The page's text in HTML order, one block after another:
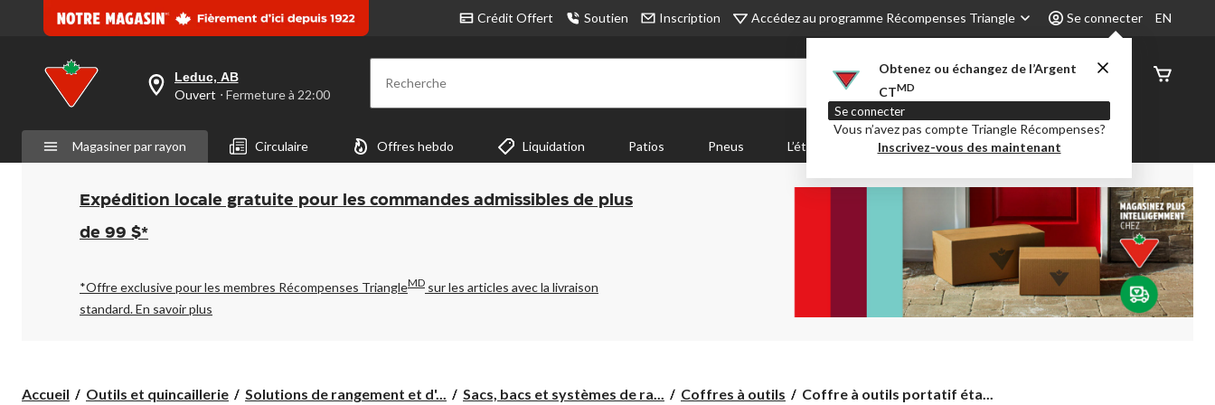
Crédit Offert Soutien Inscription Accédez au programme Récompenses Triangle Se connecter
Obtenez ou échangez de l’Argent
CTMD
Se connecter
Vous n’avez pas compte Triangle Récompenses?
Inscrivez-vous des maintenant
EN
votre
est
Leduc,
AB,
Ouvert,
Fermeture
à
pour
changer
Leduc, AB
Ouvert ⋅ Fermeture à 22:00 Recherche
État de
Magasiner par rayon Circulaire Offres hebdo Liquidation Patios Pneus L’été Party City Centre-auto
Expédition locale gratuite pour les commandes admissibles de plus
de 99 $*
*Offre exclusive pour les membres Récompenses TriangleMD sur les articles avec la livraison
standard.En savoir plus
Accueil Outils et quincaillerie Solutions de rangement et d'... Sacs, bacs et systèmes de ra... Coffres à outils
Coffre
Coffre à outils portatif éta...